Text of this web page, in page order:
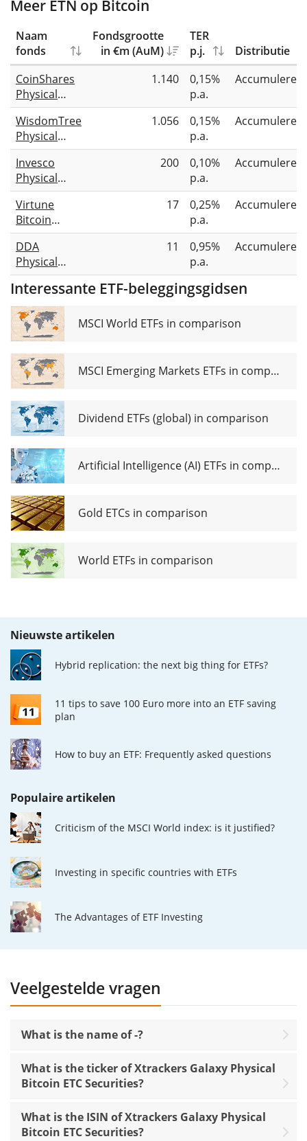
Meer ETN op Bitcoin
Naam
fonds
Fondsgrootte
in €m (AuM)
TER
p.j.
Distributie
CoinShares
Physical
Bitcoin
1.140
0,15%
p.a.
WisdomTree
Physical
Bitcoin
1.056
0,15%
p.a.
Invesco
Physical
Bitcoin
200
0,10%
p.a.
Virtune
Bitcoin
Prime ETP
17
0,25%
p.a.
DDA
Physical
Bitcoin ETP
11
0,95%
p.a.
Interessante ETF-beleggingsgidsen
MSCI World ETFs in comparison
MSCI Emerging Markets ETFs in comparison
Dividend ETFs (global) in comparison
Artificial Intelligence (AI) ETFs in comparison
Gold ETCs in comparison
World ETFs in comparison
Nieuwste artikelen
Hybrid replication: the next big thing for ETFs?
11 tips to save 100 Euro more into an ETF saving
plan
How to buy an ETF: Frequently asked questions
Populaire artikelen
Criticism of the MSCI World index: is it justified?
Investing in specific countries with ETFs
The Advantages of ETF Investing
Veelgestelde vragen
What is the name of -?
What is the ticker of Xtrackers Galaxy Physical
Bitcoin ETC Securities?
What is the ISIN of Xtrackers Galaxy Physical
Bitcoin ETC Securities?